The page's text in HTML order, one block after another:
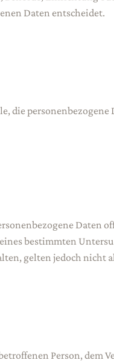
Daten entscheidet.
die personenbezogene
Daten
bestimmten
gelten jedoch nicht
Person, dem